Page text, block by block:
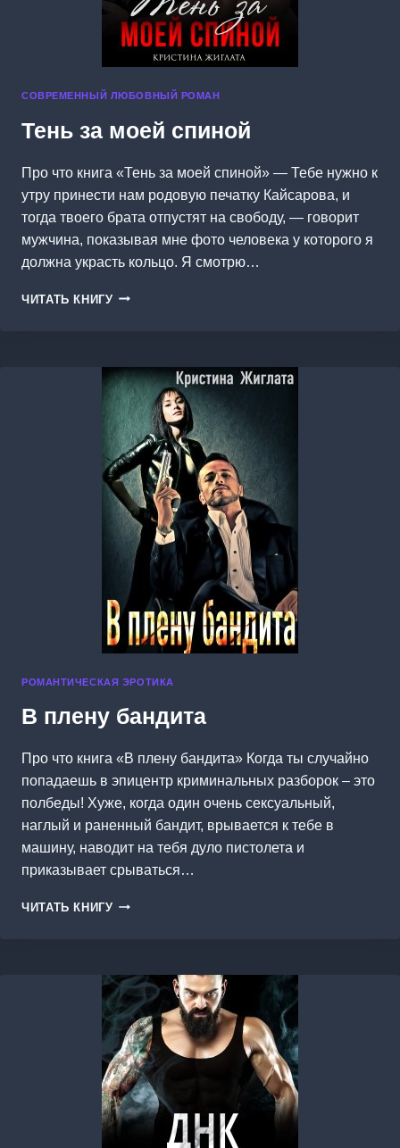
СОВРЕМЕННЫЙ ЛЮБОВНЫЙ РОМАН
Тень за моей спиной
Про что книга «Тень за моей спиной» — Тебе нужно к
утру принести нам родовую печатку Кайсарова, и
тогда твоего брата отпустят на свободу, — говорит
мужчина, показывая мне фото человека у которого я
должна украсть кольцо. Я смотрю…
ЧИТАТЬ КНИГУ ТЕНЬ
РОМАНТИЧЕСКАЯ ЭРОТИКА
В плену бандита
Про что книга «В плену бандита» Когда ты случайно
попадаешь в эпицентр криминальных разборок – это
полбеды! Хуже, когда один очень сексуальный,
наглый и раненный бандит, врывается к тебе в
машину, наводит на тебя дуло пистолета и
приказывает срываться…
ЧИТАТЬ КНИГУ В